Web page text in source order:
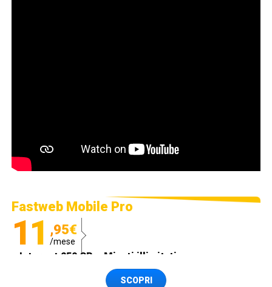
Fastweb Mobile Pro
11 ,95€
/mese
Internet 250 GB e Minuti illimitati
Spedizione SIM GRATISSCOPRI